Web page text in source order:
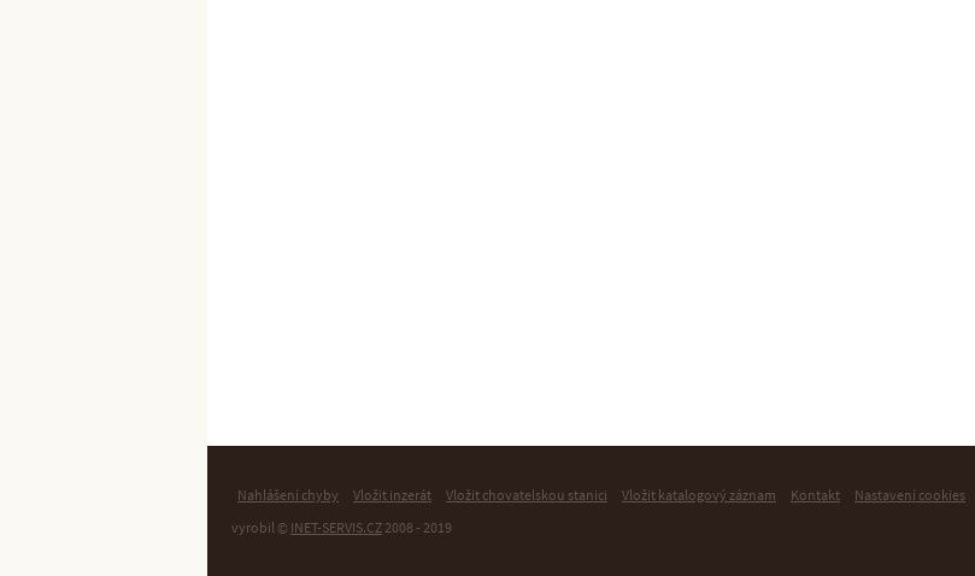
Nahlášení chyby Vložit inzerát Vložit chovatelskou stanici Vložit katalogový záznam Kontakt
Nastavení cookies
vyrobil © INET-SERVIS.CZ2008 - 2019